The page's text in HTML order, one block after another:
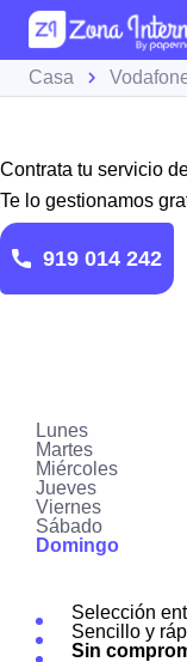
Casa
Contrata tu servicio
Te lo gestionamos
919 014 242
Lunes
Martes
Miércoles
Jueves
Viernes
Sábado
Domingo
Selección
Sencillo y
Sin